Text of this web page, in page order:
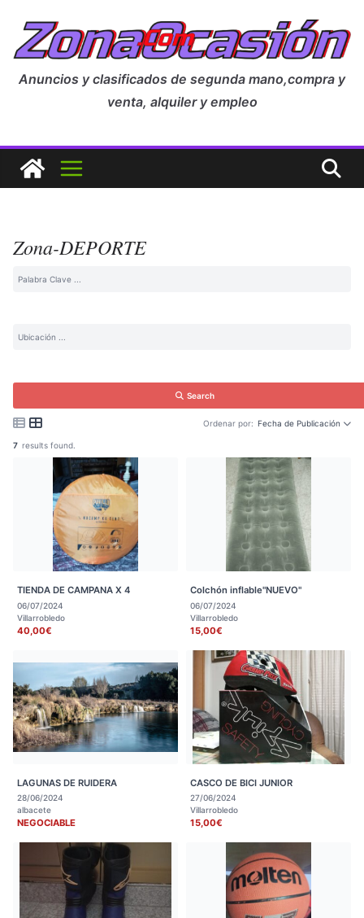
Anuncios y clasificados de segunda mano,compra y
venta, alquiler y empleo
Zona-DEPORTE
Search
Ordenar por: Fecha de Publicación
7 results found.
TIENDA DE CAMPANA X 4
06/07/2024
Villarrobledo
40,00€
Colchón inflable"NUEVO"
06/07/2024
Villarrobledo
15,00€
LAGUNAS DE RUIDERA
28/06/2024
albacete
NEGOCIABLE
CASCO DE BICI JUNIOR
27/06/2024
Villarrobledo
15,00€